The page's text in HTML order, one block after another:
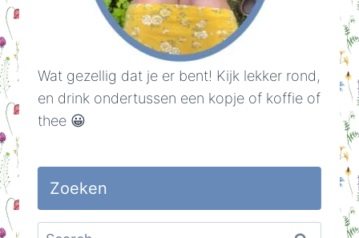
Wat gezellig dat je er bent! Kijk lekker rond,
en drink ondertussen een kopje of koffie of
thee 😀
Zoeken
Search